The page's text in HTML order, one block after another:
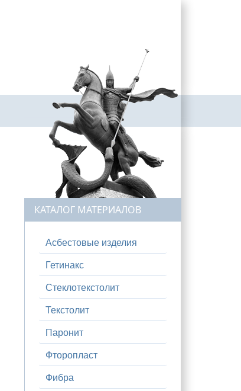
КАТАЛОГ МАТЕРИАЛОВ
Асбестовые изделия
Гетинакс
Стеклотекстолит
Текстолит
Паронит
Фторопласт
Фибра